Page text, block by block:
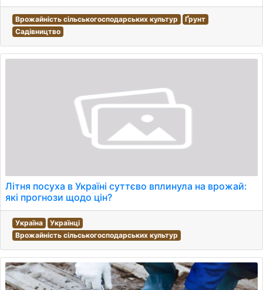
Врожайність сільськогосподарських культур
Ґрунт
Садівництво
Літня посуха в Україні суттєво вплинула на врожай:
які прогнози щодо цін?
Україна
Українці
Врожайність сільськогосподарських культур